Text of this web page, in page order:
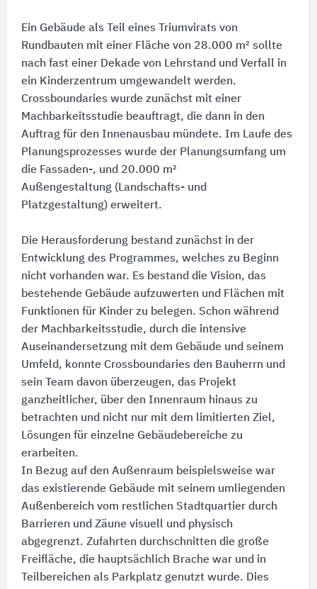
Ein Gebäude als Teil eines Triumvirats von
Rundbauten mit einer Fläche von 28.000 m² sollte
nach fast einer Dekade von Lehrstand und Verfall in
ein Kinderzentrum umgewandelt werden.
Crossboundaries wurde zunächst mit einer
Machbarkeitsstudie beauftragt, die dann in den
Auftrag für den Innenausbau mündete. Im Laufe des
Planungsprozesses wurde der Planungsumfang um
die Fassaden-, und 20.000 m²
Außengestaltung (Landschafts- und
Platzgestaltung) erweitert.
Die Herausforderung bestand zunächst in der
Entwicklung des Programmes, welches zu Beginn
nicht vorhanden war. Es bestand die Vision, das
bestehende Gebäude aufzuwerten und Flächen mit
Funktionen für Kinder zu belegen. Schon während
der Machbarkeitsstudie, durch die intensive
Auseinandersetzung mit dem Gebäude und seinem
Umfeld, konnte Crossboundaries den Bauherrn und
sein Team davon überzeugen, das Projekt
ganzheitlicher, über den Innenraum hinaus zu
betrachten und nicht nur mit dem limitierten Ziel,
Lösungen für einzelne Gebäudebereiche zu
erarbeiten.
In Bezug auf den Außenraum beispielsweise war
das existierende Gebäude mit seinem umliegenden
Außenbereich vom restlichen Stadtquartier durch
Barrieren und Zäune visuell und physisch
abgegrenzt. Zufahrten durchschnitten die große
Freifläche, die hauptsächlich Brache war und in
Teilbereichen als Parkplatz genutzt wurde. Dies